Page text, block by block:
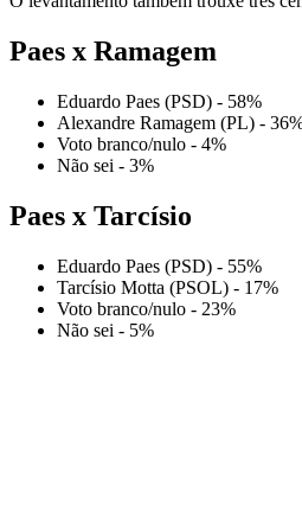
Paes x Ramagem
Eduardo Paes (PSD) - 58%
Alexandre Ramagem (PL) -
Voto branco/nulo - 4%
Não sei - 3%
Paes x Tarcísio
Eduardo Paes (PSD) - 55%
Tarcísio Motta (PSOL) - 17%
Voto branco/nulo - 23%
Não sei - 5%